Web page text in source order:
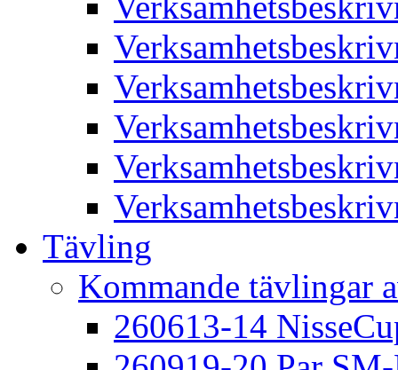
Tävling
Kommande tävlingar
260613-14